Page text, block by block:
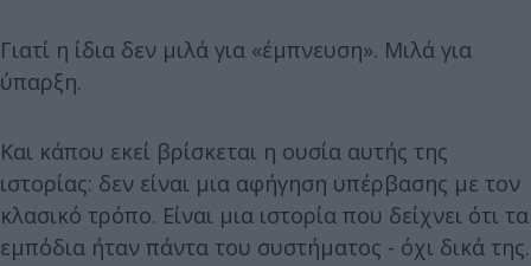
Γιατί η ίδια δεν μιλά για «έμπνευση». Μιλά για
ύπαρξη.
Και κάπου εκεί βρίσκεται η ουσία αυτής της
ιστορίας: δεν είναι μια αφήγηση υπέρβασης με τον
κλασικό τρόπο. Είναι μια ιστορία που δείχνει ότι τα
εμπόδια ήταν πάντα του συστήματος - όχι δικά της.